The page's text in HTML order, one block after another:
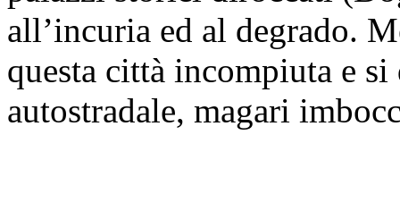
all’incuria ed al degrado.
questa città incompiuta e
autostradale, magari